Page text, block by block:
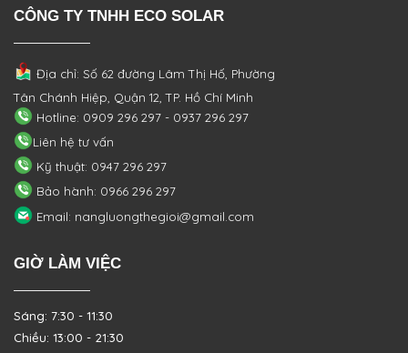
CÔNG TY TNHH ECO SOLAR
Địa chỉ: Số 62 đường Lâm Thị Hố, Phường
Tân Chánh Hiệp, Quận 12, TP. Hồ Chí Minh
Hotline: 0909 296 297 - 0937 296 297
Liên hệ tư vấn
Kỹ thuật: 0947 296 297
Bảo hành: 0966 296 297
Email: nangluongthegioi@gmail.com
GIỜ LÀM VIỆC
Sáng: 7:30 - 11:30
Chiều: 13:00 - 21:30